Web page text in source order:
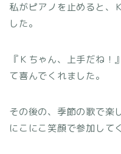
私がピアノを止めると、
した。
『Ｋちゃん、上手だね
て喜んでくれました。
その後の、季節の歌で楽
にこにこ笑顔で参加して